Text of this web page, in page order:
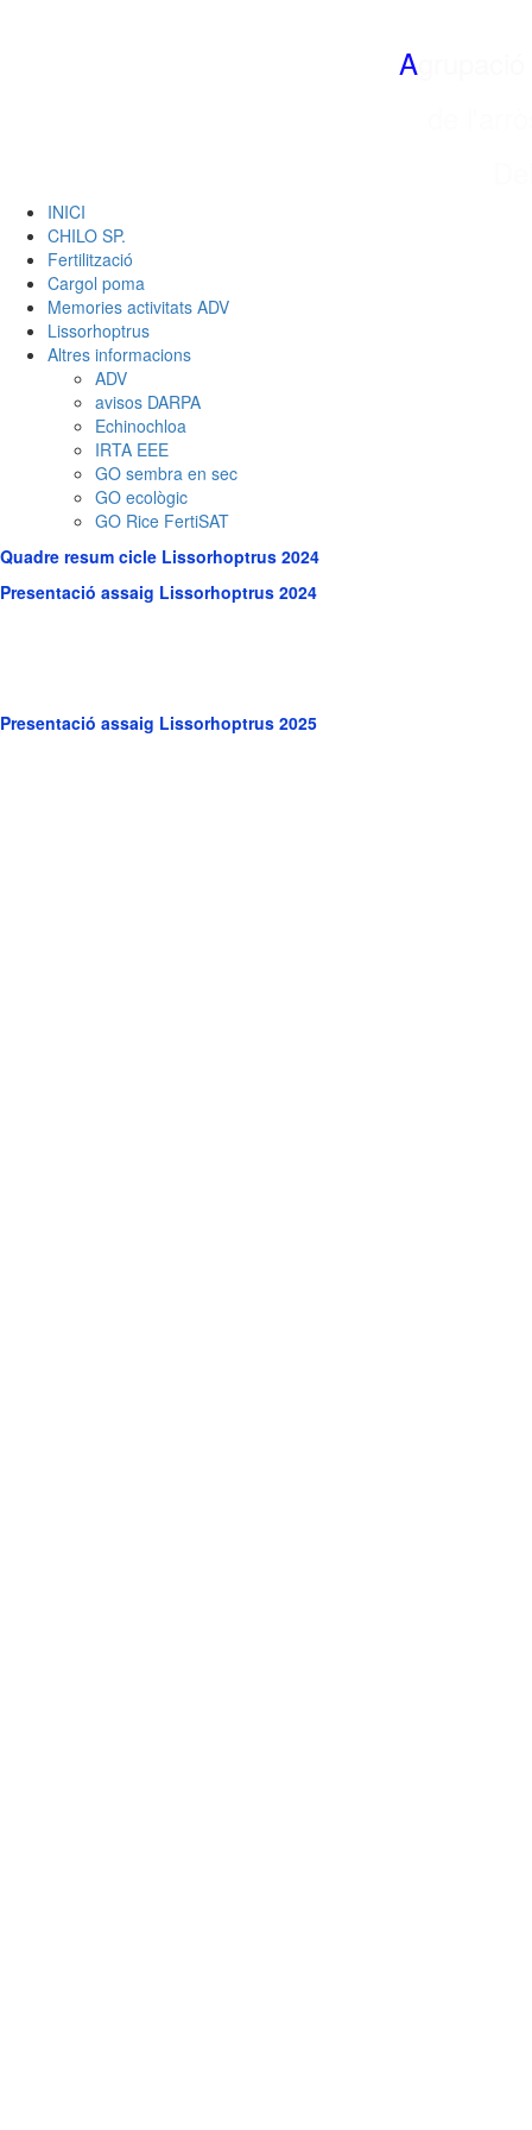
A
INICI
CHILO SP.
Fertilització
Cargol poma
Memories activitats ADV
Lissorhoptrus
Altres informacions
ADV
avisos DARPA
Echinochloa
IRTA EEE
GO sembra en sec
GO ecològic
GO Rice FertiSAT
Quadre resum cicle Lissorhoptrus 2024
Presentació assaig Lissorhoptrus 2024
Presentació assaig Lissorhoptrus 2025